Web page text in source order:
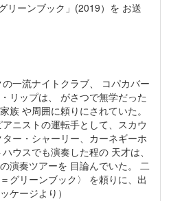
リーンブック」(2019）を お送
一流ナイトクラブ、 コパカバー
リップは、 がさつで無学だった
族 や周囲に頼りにされていた。
ニストの運転手として、スカウ
ー・シャーリー、カーネギーホ
ウスでも演奏した程の 天才は、
演奏ツアーを 目論んでいた。 二
グリーンブック〉 を頼りに、出
ケージより）